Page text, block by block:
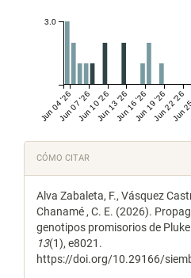
Jun 04 '26Jun 07 '26Jun 10 '26Jun 13 '26Jun 16 '26Jun 19 '26Jun 22 '26
Jun
3.0
Detalles
del
artículo
CÓMO CITAR
Alva Zabaleta, F., Vásquez
Chanamé , C. E. (2026).
genotipos promisorios de
13(1), e8021.
https://doi.org/10.29166/